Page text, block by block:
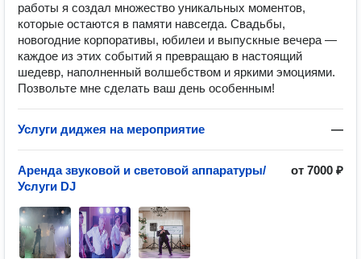
работы я создал множество уникальных моментов,
которые остаются в памяти навсегда. Свадьбы,
новогодние корпоративы, юбилеи и выпускные вечера —
каждое из этих событий я превращаю в настоящий
шедевр, наполненный волшебством и яркими эмоциями.
Позвольте мне сделать ваш день особенным!
Услуги диджея на мероприятие —
Аренда звуковой и световой аппаратуры/
Услуги DJ
от 7000 ₽